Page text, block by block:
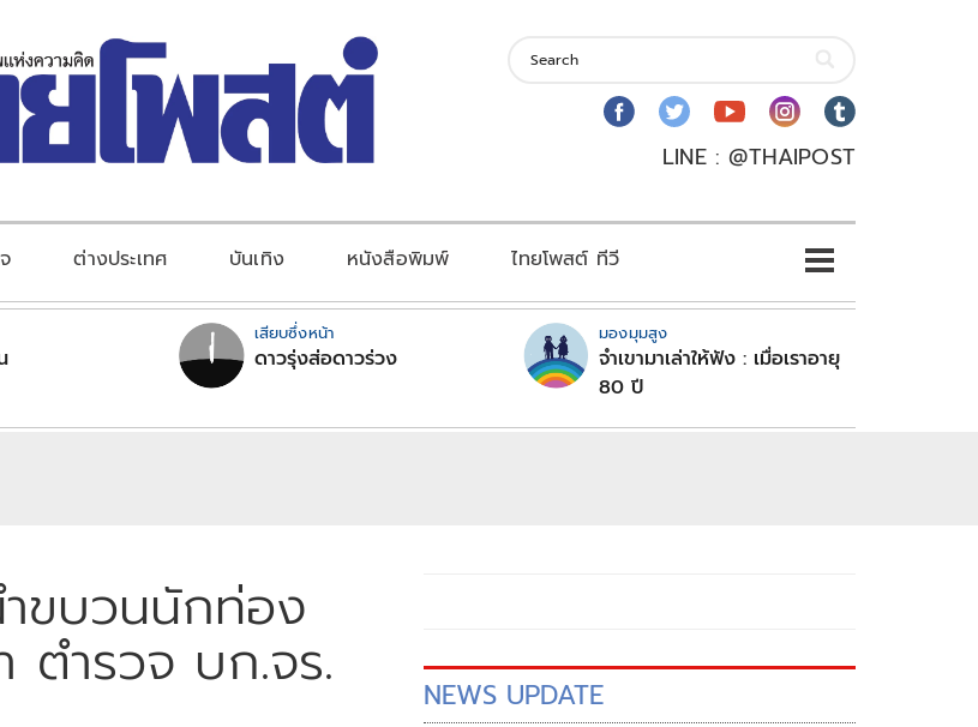
LINE : @THAIPOST
ต่างประเทศ บันเทิง หนังสือพิมพ์ ไทยโพสต์ ทีวี
เสียบซึ่งหน้า
ดาวรุ่งส่อดาวร่วง
มองมุมสูง
จำเขามาเล่าให้ฟัง : เมื่อเราอายุ
80 ปี
ขบวนนักท่อง
ตำรวจ บก.จร. NEWS UPDATE